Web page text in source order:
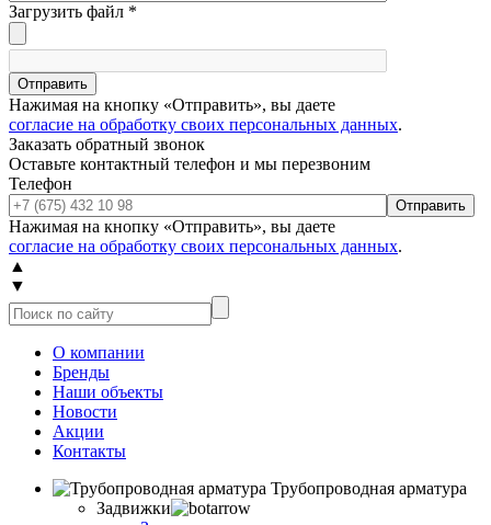
Загрузить файл *
Отправить
Нажимая на кнопку «Отправить», вы даете
согласие на обработку своих персональных данных.
Заказать обратный звонок
Оставьте контактный телефон и мы перезвоним
Телефон
Отправить
Нажимая на кнопку «Отправить», вы даете
согласие на обработку своих персональных данных.
▲
▼
О компании
Бренды
Наши объекты
Новости
Акции
Контакты
Трубопроводная арматура
Задвижки